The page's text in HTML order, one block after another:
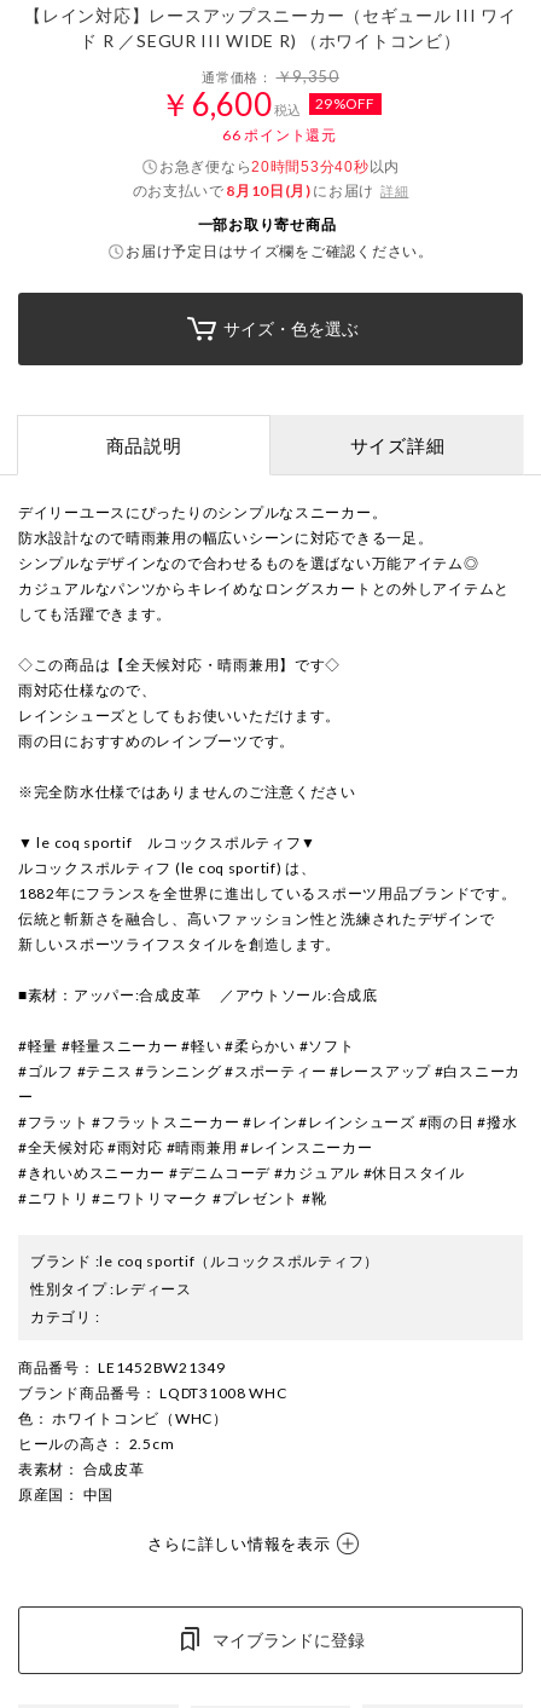
【レイン対応】レースアップスニーカー（セギュール III ワイ
ド R ／SEGUR III WIDE R) （ホワイトコンビ）
通常価格：￥9,350
￥6,600税込
29%OFF
66 ポイント還元
お急ぎ便なら20時間53分40秒以内
のお支払いで 8月10日(月) にお届け 詳細
一部お取り寄せ商品
お届け予定日はサイズ欄をご確認ください。
サイズ・色を選ぶ
商品説明 サイズ詳細
デイリーユースにぴったりのシンプルなスニーカー。
防水設計なので晴雨兼用の幅広いシーンに対応できる一足。
シンプルなデザインなので合わせるものを選ばない万能アイテム◎
カジュアルなパンツからキレイめなロングスカートとの外しアイテムと
しても活躍できます。
◇この商品は【全天候対応・晴雨兼用】です◇
雨対応仕様なので、
レインシューズとしてもお使いいただけます。
雨の日におすすめのレインブーツです。
※完全防水仕様ではありませんのご注意ください
▼ le coq sportif ルコックスポルティフ▼
ルコックスポルティフ (le coq sportif) は、
1882年にフランスを全世界に進出しているスポーツ用品ブランドです。
伝統と斬新さを融合し、高いファッション性と洗練されたデザインで
新しいスポーツライフスタイルを創造します。
■素材：アッパー:合成皮革 ／アウトソール:合成底
#軽量 #軽量スニーカー #軽い #柔らかい #ソフト
#ゴルフ #テニス #ランニング #スポーティー #レースアップ #白スニーカ
ー
#フラット #フラットスニーカー #レイン#レインシューズ #雨の日 #撥水
#全天候対応 #雨対応 #晴雨兼用 #レインスニーカー
#きれいめスニーカー #デニムコーデ #カジュアル #休日スタイル
#ニワトリ #ニワトリマーク #プレゼント #靴
ブランド :le coq sportif （ルコックスポルティフ）
性別タイプ:レディース
カテゴリ :
商品番号 ： LE1452BW21349
ブランド商品番号 ： LQDT31008 WHC
色 ： ホワイトコンビ（WHC）
ヒールの高さ ： 2.5cm
表素材 ： 合成皮革
原産国 ： 中国
さらに詳しい情報を表示
マイブランドに登録